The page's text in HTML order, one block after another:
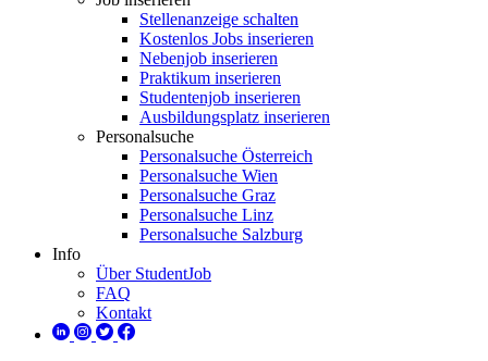
Stellenanzeige schalten
Kostenlos Jobs inserieren
Nebenjob inserieren
Praktikum inserieren
Studentenjob inserieren
Ausbildungsplatz inserieren
Personalsuche
Personalsuche Österreich
Personalsuche Wien
Personalsuche Graz
Personalsuche Linz
Personalsuche Salzburg
Info
Über StudentJob
FAQ
Kontakt